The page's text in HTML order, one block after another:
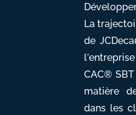
La
de
CAC® SBT
matière
dans les